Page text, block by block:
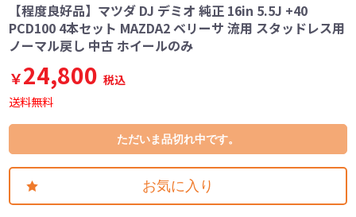
【程度良好品】マツダ DJ デミオ 純正 16in 5.5J +40
PCD100 4本セット MAZDA2 ベリーサ 流用 スタッドレス用
ノーマル戻し 中古 ホイールのみ
￥24,800 税込
送料無料
ただいま品切れ中です。
お気に入り